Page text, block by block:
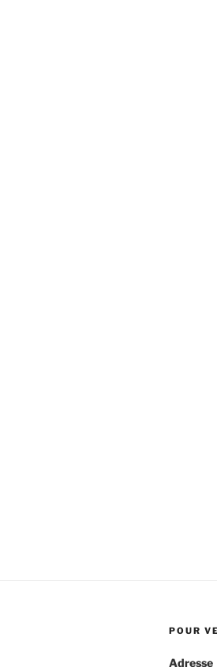
POUR
Adresse